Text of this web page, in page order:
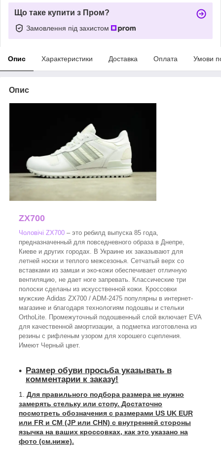
Що таке купити з Пром?
Замовлення під захистом
Опис Характеристики Доставка Оплата Умови
Опис
ZX700
Чоловічі ZX700 – это ребилд выпуска 85 года,
предназначенный для повседневного образа в Днепре,
Киеве и других городах. В Украине их заказывают для
летней носки и теплого межсезонья. Сетчатый верх со
вставками из замши и эко-кожи обеспечивает отличную
вентиляцию, не дает ноге запревать. Классические три
полоски сделаны из искусственной кожи. Кроссовки
мужские Adidas ZX700 / ADM-2475 популярны в интернет-
магазине и благодаря технологиям подошвы и стельки
OrthoLite. Промежуточный подошвенный слой включает EVA
для качественной амортизации, а подметка изготовлена из
резины с рифленым узором для хорошего сцепления.
Имеют Черный цвет.
Размер обуви просьба указывать в
комментарии к заказу!
Для правильного подбора размера не нужно
замерять стельку или стопу. Достаточно
посмотреть обозначения с размерами US UK EUR
или FR и СМ (JP или CHN) с внутренней стороны
язычка на ваших кроссовках, как это указано на
фото (см.ниже).